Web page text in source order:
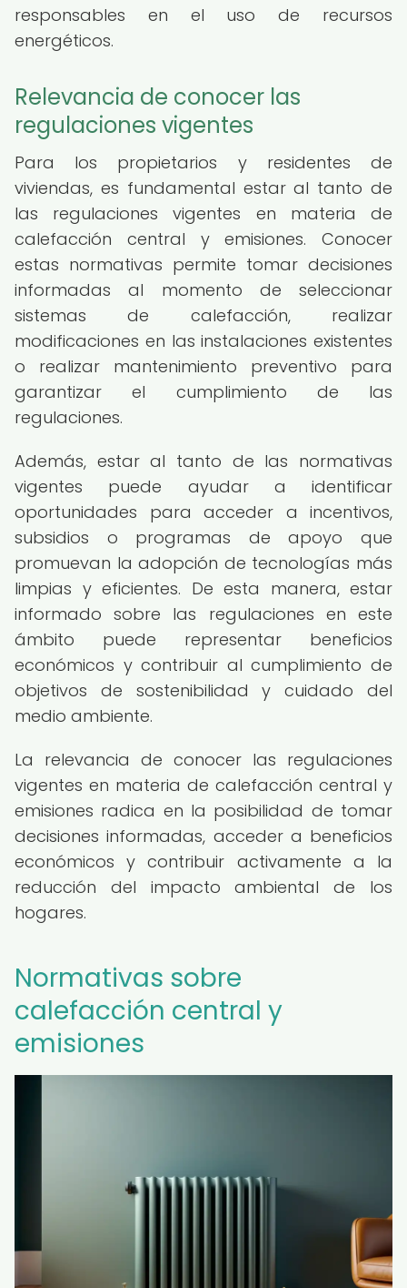
responsables en el uso de recursos
energéticos.
Relevancia de conocer las
regulaciones vigentes
Para los propietarios y residentes de
viviendas, es fundamental estar al tanto de
las regulaciones vigentes en materia de
calefacción central y emisiones. Conocer
estas normativas permite tomar decisiones
informadas al momento de seleccionar
sistemas de calefacción, realizar
modificaciones en las instalaciones existentes
o realizar mantenimiento preventivo para
garantizar el cumplimiento de las
regulaciones.
Además, estar al tanto de las normativas
vigentes puede ayudar a identificar
oportunidades para acceder a incentivos,
subsidios o programas de apoyo que
promuevan la adopción de tecnologías más
limpias y eficientes. De esta manera, estar
informado sobre las regulaciones en este
ámbito puede representar beneficios
económicos y contribuir al cumplimiento de
objetivos de sostenibilidad y cuidado del
medio ambiente.
La relevancia de conocer las regulaciones
vigentes en materia de calefacción central y
emisiones radica en la posibilidad de tomar
decisiones informadas, acceder a beneficios
económicos y contribuir activamente a la
reducción del impacto ambiental de los
hogares.
Normativas sobre
calefacción central y
emisiones